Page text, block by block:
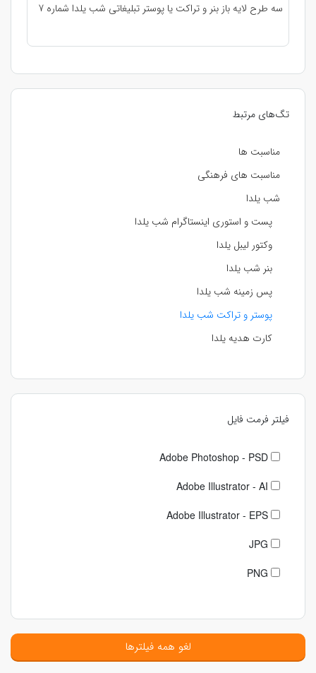
تگ‌های مرتبط
مناسبت ها
مناسبت های فرهنگی
شب یلدا
پست و استوری اینستاگرام شب یلدا
وکتور لیبل یلدا
بنر شب یلدا
پس زمینه شب یلدا
پوستر و تراکت شب یلدا
کارت هدیه یلدا
فیلتر فرمت فایل
Adobe Photoshop - PSD
Adobe Illustrator - AI
Adobe Illustrator - EPS
JPG
PNG
لغو همه فیلترها
سه طرح لایه باز بنر و تراکت یا پوستر تبلیغاتی شب یلدا شماره 7